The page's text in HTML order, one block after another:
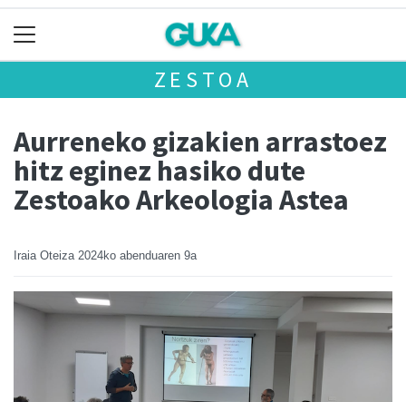
ZESTOA
Aurreneko gizakien arrastoez
hitz eginez hasiko dute
Zestoako Arkeologia Astea
Iraia Oteiza 2024ko abenduaren 9a